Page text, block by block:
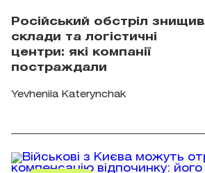
Російський обстріл знищив
склади та логістичні
центри: які компанії
постраждали
Yevheniia Katerynchak